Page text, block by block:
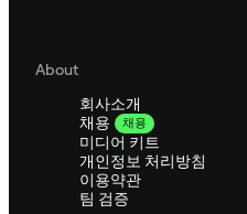
About
회사소개
채용
채용
미디어 키트
개인정보 처리방침
이용약관
팀 검증